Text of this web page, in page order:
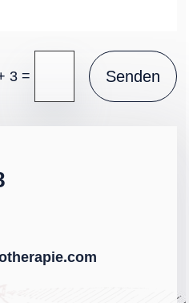
3= Senden